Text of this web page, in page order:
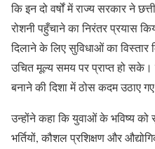
कि इन दो वर्षों में राज्य सरकार ने
रोशनी पहुँचाने का निरंतर प्रयास
दिलाने के लिए सुविधाओं का विस्तार
उचित मूल्य समय पर प्राप्त हो
बनाने की दिशा में ठोस कदम उठाए
उन्होंने कहा कि युवाओं के भविष्य
भर्तियों, कौशल प्रशिक्षण और